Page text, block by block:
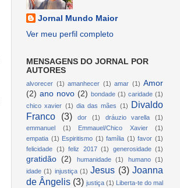
Jornal Mundo Maior
Ver meu perfil completo
MENSAGENS DO JORNAL POR
AUTORES
alvorecer (1) amanhecer (1) amar (1) Amor
(2) ano novo (2) bondade (1) caridade (1)
chico xavier (1) dia das mães (1) Divaldo
Franco
(3) dor (1) dráuzio varella
(1)
emmanuel
(1) Emmauel/Chico Xavier
(1)
empatia (1) Espiritismo (1) família (1) favor (1)
felicidade (1) feliz 2017 (1) generosidade (1)
gratidão (2) humanidade (1) humano
(1)
idade (1) injustiça (1) Jesus (3) Joanna
de Ângelis (3) justiça (1)
Liberta-te do mal